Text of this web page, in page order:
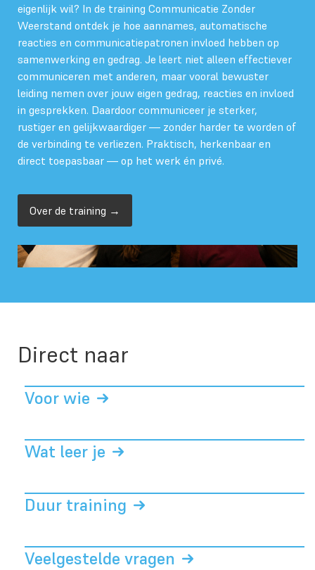
eigenlijk wil? In de training Communicatie Zonder
Weerstand ontdek je hoe aannames, automatische
reacties en communicatiepatronen invloed hebben op
samenwerking en gedrag. Je leert niet alleen effectiever
communiceren met anderen, maar vooral bewuster
leiding nemen over jouw eigen gedrag, reacties en invloed
in gesprekken. Daardoor communiceer je sterker,
rustiger en gelijkwaardiger — zonder harder te worden of
de verbinding te verliezen. Praktisch, herkenbaar en
direct toepasbaar — op het werk én privé.
Over de training →
Direct naar
Voor wie
Wat leer je
Duur training
Veelgestelde vragen